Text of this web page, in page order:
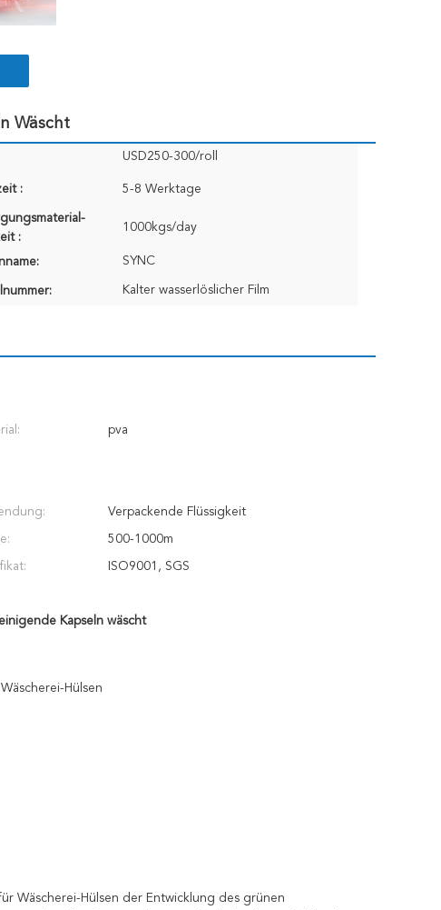
Wäscht
USD250-300/roll
: 5-8 Werktage
:
1000kgs/day
SYNC
Kalter wasserlöslicher Film
pva
Verpackende Flüssigkeit
500-1000m
ISO9001, SGS
Kapseln wäscht
Hülsen
Wäscherei-Hülsen der Entwicklung des grünen